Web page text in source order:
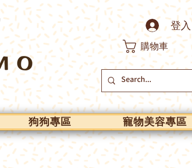
登入
購物車
狗狗專區 寵物美容專區